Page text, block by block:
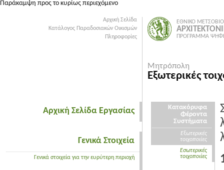
Παράκαμψη προς το κυρίως περιεχόμενο
Αρχική Σελίδα
Κατάλογος Παραδοσιακών Οικισμών
Πληροφορίες
Αρχική Σελίδα Εργασίας
Γενικά Στοιχεία
Γενικά στοιχεία για την ευρύτερη περιοχή
ΕΘΝΙΚΟ
ΠΡΟΓΡΑΜΜΑ
Μητρόπολη
Εξωτερικές
Κατακόρυφα
Φέροντα
Συστήματα
Εξωτερικές
τοιχοποιίες
Εσωτερικές
τοιχοποιίες